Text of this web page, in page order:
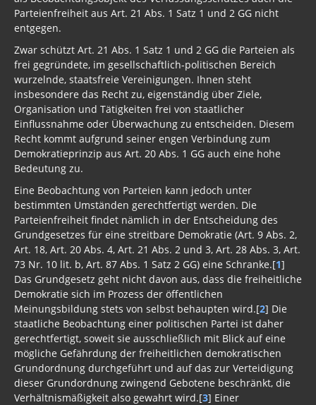
Parteienfreiheit aus Art. 21 Abs. 1 Satz 1 und 2 GG nicht
entgegen.
Zwar schützt Art. 21 Abs. 1 Satz 1 und 2 GG die Parteien als
frei gegründete, im gesellschaftlich-politischen Bereich
wurzelnde, staatsfreie Vereinigungen. Ihnen steht
insbesondere das Recht zu, eigenständig über Ziele,
Organisation und Tätigkeiten frei von staatlicher
Einflussnahme oder Überwachung zu entscheiden. Diesem
Recht kommt aufgrund seiner engen Verbindung zum
Demokratieprinzip aus Art. 20 Abs. 1 GG auch eine hohe
Bedeutung zu.
Eine Beobachtung von Parteien kann jedoch unter
bestimmten Umständen gerechtfertigt werden. Die
Parteienfreiheit findet nämlich in der Entscheidung des
Grundgesetzes für eine streitbare Demokratie (Art. 9 Abs. 2,
Art. 18, Art. 20 Abs. 4, Art. 21 Abs. 2 und 3, Art. 28 Abs. 3, Art.
73 Nr. 10 lit. b, Art. 87 Abs. 1 Satz 2 GG) eine Schranke.[1]
Das Grundgesetz geht nicht davon aus, dass die freiheitliche
Demokratie sich im Prozess der öffentlichen
Meinungsbildung stets von selbst behaupten wird.[2] Die
staatliche Beobachtung einer politischen Partei ist daher
gerechtfertigt, soweit sie ausschließlich mit Blick auf eine
mögliche Gefährdung der freiheitlichen demokratischen
Grundordnung durchgeführt und auf das zur Verteidigung
dieser Grundordnung zwingend Gebotene beschränkt, die
Verhältnismäßigkeit also gewahrt wird.[3] Einer